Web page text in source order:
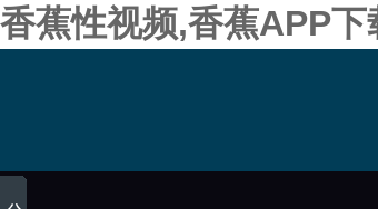
香蕉性视频,香蕉APP